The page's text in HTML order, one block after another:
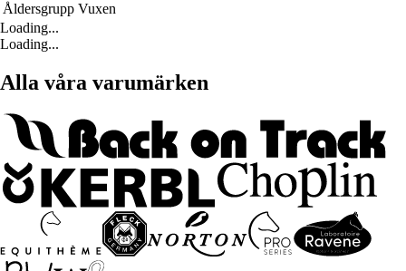
Åldersgrupp Vuxen
Loading...
Loading...
Alla våra varumärken